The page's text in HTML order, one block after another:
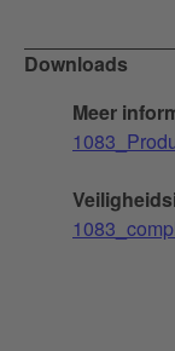
Downloads
Meer